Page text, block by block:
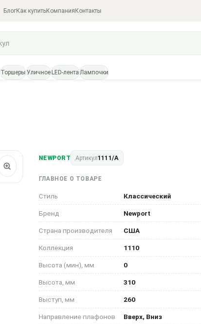
БлогКак купитьКомпания Контакты
Торшеры Уличное LED-лента Лампочки
NEWPORT Артикул1111/A
ГЛАВНОЕ О ТОВАРЕ
Стиль Классический
Бренд Newport
Страна производителя США
Коллекция 1110
Высота (мин), мм 0
Высота, мм 310
Выступ, мм 260
Направление плафонов Вверх, Вниз